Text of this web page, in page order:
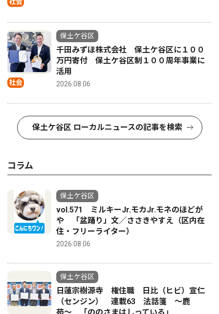
社会
保土ケ谷区
千田みずほ株式会社 保土ケ谷区に１００
万円寄付 保土ケ谷区制１００周年事業に
活用
2026.08.06
保土ケ谷区 ローカルニュースの記事を検索
コラム
保土ケ谷区
vol.571 ミルキーJr.モカJr.モネのほどが
や 「盆踊り」文／ささきやすえ（区内在
住・フリーライター）
2026.08.06
保土ケ谷区
日蓮宗樹源寺 権住職 日比（ヒビ）宣仁
（センジン） 連載63 法話箋 〜鹿